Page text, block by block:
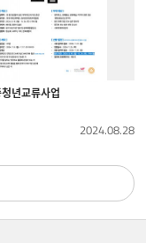
년교류사업
2024.08.28